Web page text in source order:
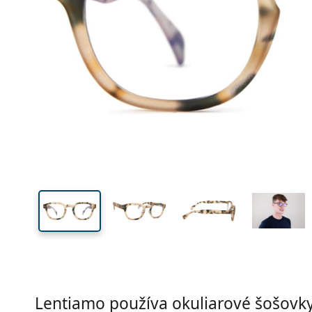
Šírka
37 mm
Výška očnice
47 mm
Šírka očnice
Lentiamo používa okuliarové